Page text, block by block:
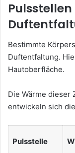
Bestimmte
Duftentfaltung.
Hautoberfläche.
Die Wärme dieser
entwickeln sich
Pulsstelle